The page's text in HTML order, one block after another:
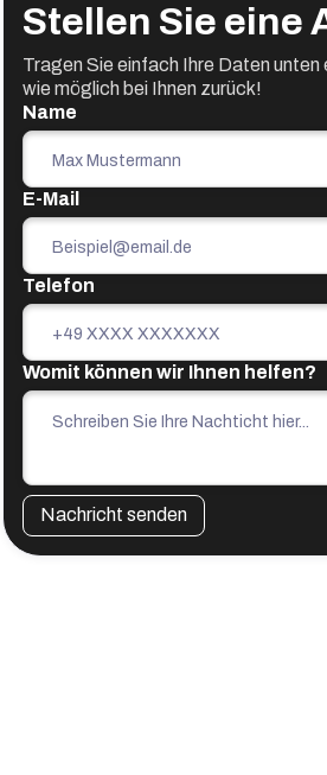
Stellen Sie eine
Tragen Sie einfach Ihre Daten unten
wie möglich bei Ihnen zurück!
Name
E-Mail
Telefon
Womit können wir Ihnen helfen?